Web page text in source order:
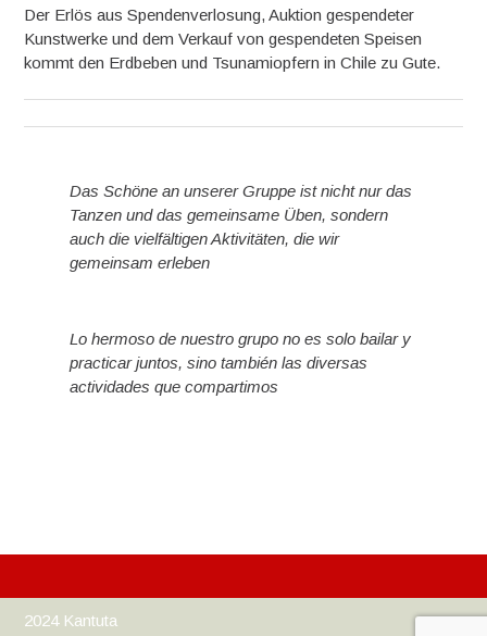
Der Erlös aus Spendenverlosung, Auktion gespendeter
Kunstwerke und dem Verkauf von gespendeten Speisen
kommt den Erdbeben und Tsunamiopfern in Chile zu Gute.
Das Schöne an unserer Gruppe ist nicht nur das
Tanzen und das gemeinsame Üben, sondern
auch die vielfältigen Aktivitäten, die wir
gemeinsam erleben
Lo hermoso de nuestro grupo no es solo bailar y
practicar juntos, sino también las diversas
actividades que compartimos
2024 Kantuta